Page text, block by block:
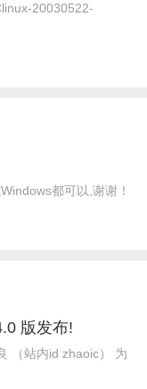
20030522-
都可以,谢谢！
版发布!
（站内id zhaoic） 为